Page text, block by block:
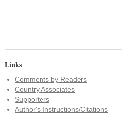
Links
Comments by Readers
Country Associates
Supporters
Author's Instructions/Citations